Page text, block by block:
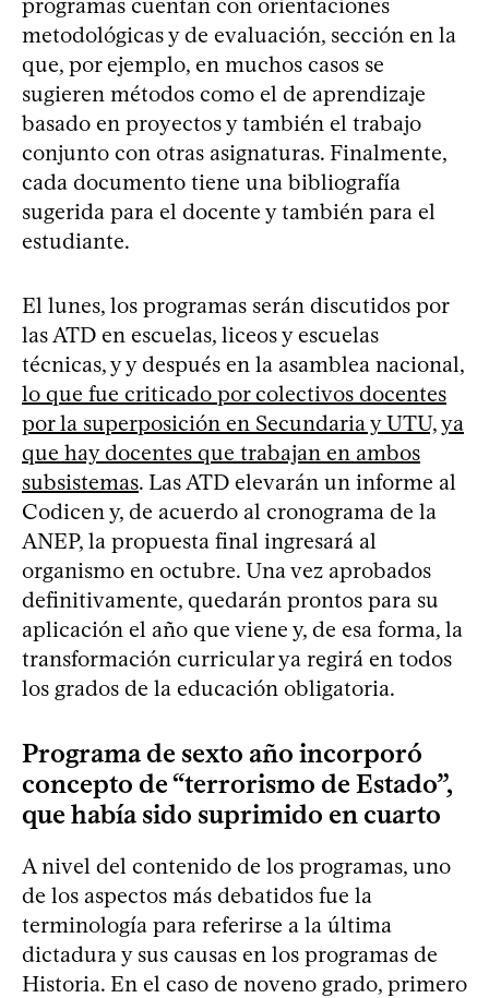
metodológicas y de evaluación, sección en la
que, por ejemplo, en muchos casos se
sugieren métodos como el de aprendizaje
basado en proyectos y también el trabajo
conjunto con otras asignaturas. Finalmente,
cada documento tiene una bibliografía
sugerida para el docente y también para el
estudiante.
El lunes, los programas serán discutidos por
las ATD en escuelas, liceos y escuelas
técnicas, y y después en la asamblea nacional,
lo que fue criticado por colectivos docentes
por la superposición en Secundaria y UTU, ya
que hay docentes que trabajan en ambos
subsistemas. Las ATD elevarán un informe al
Codicen y, de acuerdo al cronograma de la
ANEP, la propuesta final ingresará al
organismo en octubre. Una vez aprobados
definitivamente, quedarán prontos para su
aplicación el año que viene y, de esa forma, la
transformación curricular ya regirá en todos
los grados de la educación obligatoria.
Programa de sexto año incorporó
concepto de “terrorismo de Estado”,
que había sido suprimido en cuarto
A nivel del contenido de los programas, uno
de los aspectos más debatidos fue la
terminología para referirse a la última
dictadura y sus causas en los programas de
Historia. En el caso de noveno grado, primero